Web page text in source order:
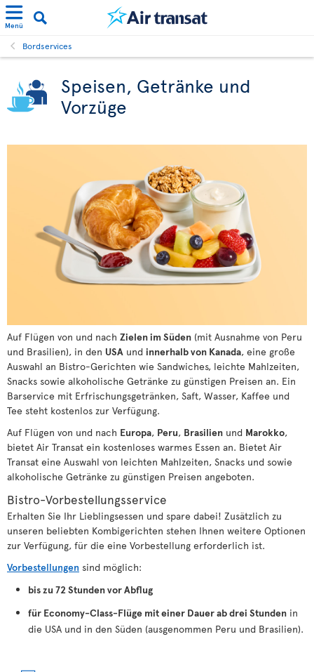
Menü
Bordservices
Speisen, Getränke und
Vorzüge
Auf Flügen von und nach Zielen im Süden (mit Ausnahme von Peru
und Brasilien), in den USA und innerhalb von Kanada, eine große
Auswahl an Bistro-Gerichten wie Sandwiches, leichte Mahlzeiten,
Snacks sowie alkoholische Getränke zu günstigen Preisen an. Ein
Barservice mit Erfrischungsgetränken, Saft, Wasser, Kaffee und
Tee steht kostenlos zur Verfügung.
Auf Flügen von und nach Europa, Peru, Brasilien und Marokko,
bietet Air Transat ein kostenloses warmes Essen an. Bietet Air
Transat eine Auswahl von leichten Mahlzeiten, Snacks und sowie
alkoholische Getränke zu günstigen Preisen angeboten.
Bistro-Vorbestellungsservice
Erhalten Sie Ihr Lieblingsessen und spare dabei! Zusätzlich zu
unseren beliebten Kombigerichten stehen Ihnen weitere Optionen
zur Verfügung, für die eine Vorbestellung erforderlich ist.
Vorbestellungen sind möglich:
bis zu 72 Stunden vor Abflug
für Economy-Class-Flüge mit einer Dauer ab drei Stunden in
die USA und in den Süden (ausgenommen Peru und Brasilien).